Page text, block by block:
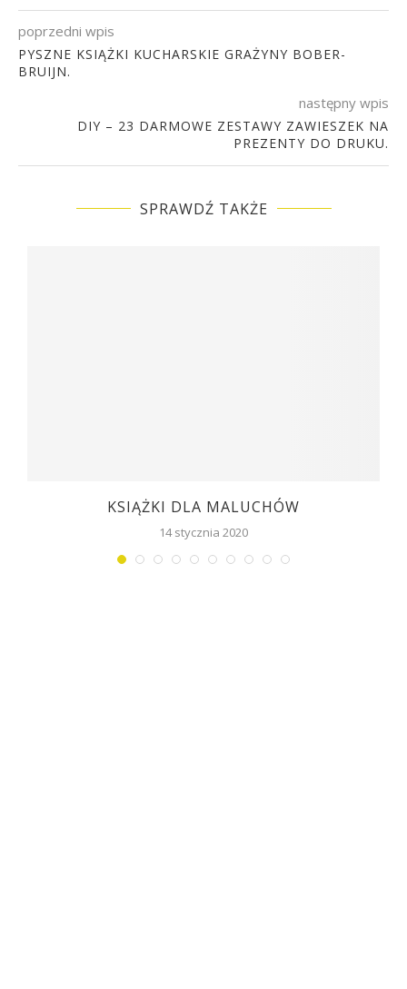
poprzedni wpis
PYSZNE KSIĄŻKI KUCHARSKIE GRAŻYNY BOBER-
BRUIJN.
następny wpis
DIY – 23 DARMOWE ZESTAWY ZAWIESZEK NA
PREZENTY DO DRUKU.
SPRAWDŹ TAKŻE
KSIĄŻKI DLA MALUCHÓW
14 stycznia 2020